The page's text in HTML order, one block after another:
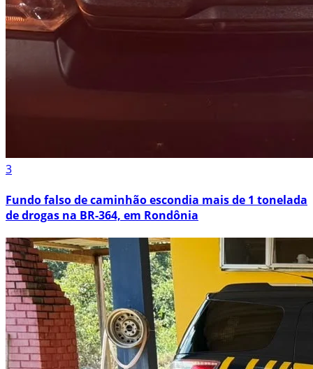
3
Fundo falso de caminhão escondia mais de 1 tonelada
de drogas na BR-364, em Rondônia